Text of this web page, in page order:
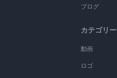
ブログ
カテゴリー
動画
ロゴ